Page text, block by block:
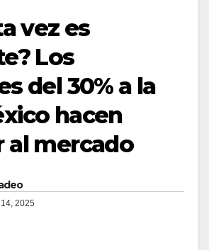
vez es
Los
del 30% a la
hacen
al mercado
2025